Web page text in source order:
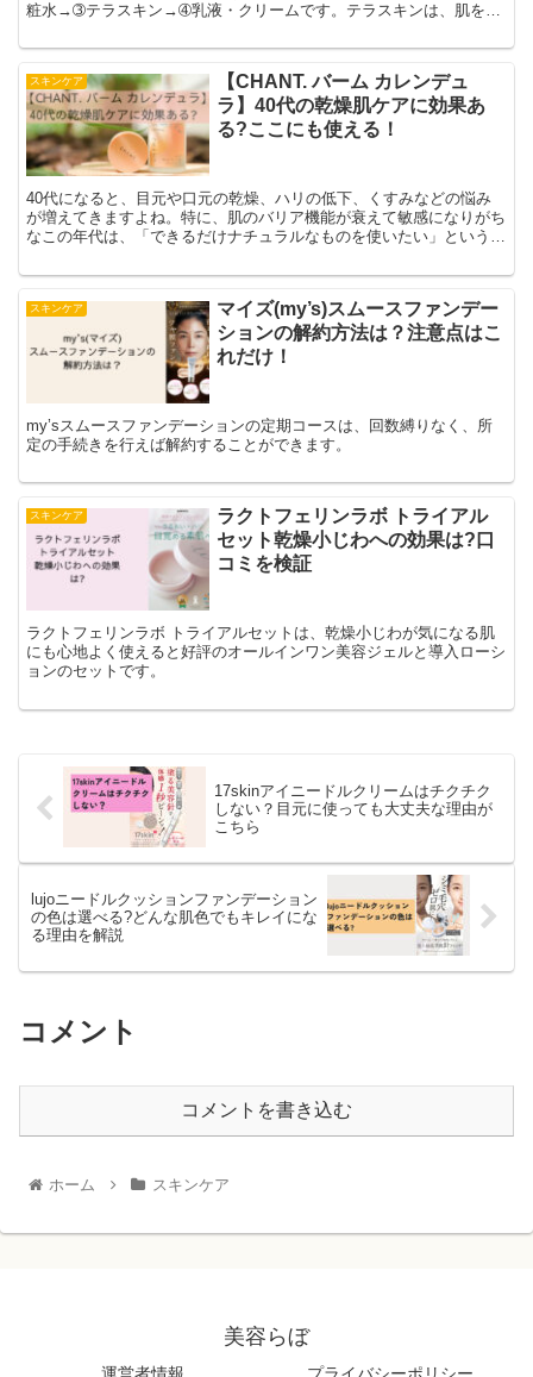
粧水→➂テラスキン→➃乳液・クリームです。テラスキンは、肌を保
のうるおいをキープしてくれます。使う順番を間違えてしまうと、肌
果的に行えません。
スキンケア
【CHANT. バーム カレンデュ
ラ】40代の乾燥肌ケアに効果あ
る?ここにも使える！
40代になると、目元や口元の乾燥、ハリの低下、くすみなどの悩み
が増えてきますよね。特に、肌のバリア機能が衰えて敏感になりがち
なこの年代は、「できるだけナチュラルなものを使いたい」という思
ブランド【CHANT.(チャント)】の『バーム カレンデュラ』。
スキンケア
マイズ(my’s)スムースファンデー
ションの解約方法は？注意点はこ
れだけ！
my’sスムースファンデーションの定期コースは、回数縛りなく、所
定の手続きを行えば解約することができます。
スキンケア
ラクトフェリンラボ トライアル
セット乾燥小じわへの効果は?口
コミを検証
ラクトフェリンラボ トライアルセットは、乾燥小じわが気になる肌
にも心地よく使えると好評のオールインワン美容ジェルと導入ローシ
ョンのセットです。
17skinアイニードルクリームはチクチク
しない？目元に使っても大丈夫な理由が
こちら
lujoニードルクッションファンデーション
の色は選べる?どんな肌色でもキレイにな
る理由を解説
コメント
コメントを書き込む
ホーム スキンケア
美容らぼ
運営者情報 プライバシーポリシー